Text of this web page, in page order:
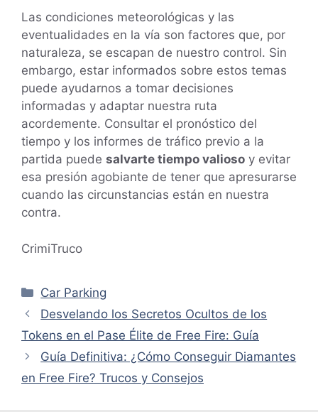
Las condiciones meteorológicas y las
eventualidades en la vía son factores que, por
naturaleza, se escapan de nuestro control. Sin
embargo, estar informados sobre estos temas
puede ayudarnos a tomar decisiones
informadas y adaptar nuestra ruta
acordemente. Consultar el pronóstico del
tiempo y los informes de tráfico previo a la
partida puede salvarte tiempo valioso y evitar
esa presión agobiante de tener que apresurarse
cuando las circunstancias están en nuestra
contra.
CrimiTruco
Categorías
Car Parking
Desvelando los Secretos Ocultos de los
Tokens en el Pase Élite de Free Fire: Guía
Guía Definitiva: ¿Cómo Conseguir Diamantes
en Free Fire? Trucos y Consejos